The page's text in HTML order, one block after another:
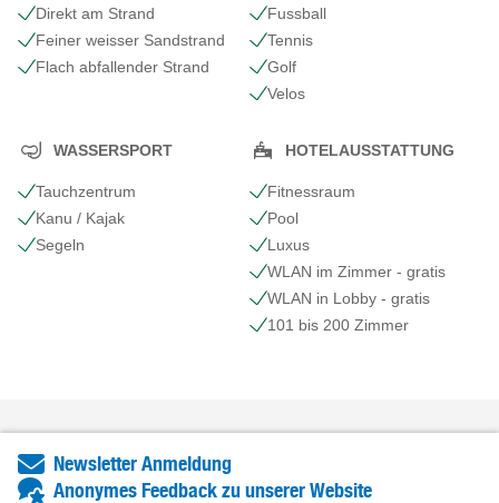
Direkt am Strand
Feiner weisser Sandstrand
Flach abfallender Strand
Fussball
Tennis
Golf
Velos
WASSERSPORT
Tauchzentrum
Kanu / Kajak
Segeln
HOTELAUSSTATTUNG
Fitnessraum
Pool
Luxus
WLAN im Zimmer - gratis
WLAN in Lobby - gratis
101 bis 200 Zimmer
Newsletter Anmeldung
Anonymes Feedback zu unserer Website